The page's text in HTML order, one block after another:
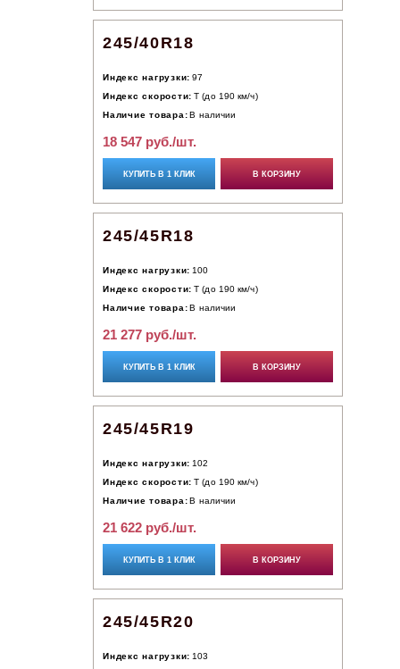
245/40R18
Индекс нагрузки: 97
Индекс скорости: T (до 190 км/ч)
Наличие товара: В наличии
18 547 руб./шт.
КУПИТЬ В 1 КЛИК В КОРЗИНУ
245/45R18
Индекс нагрузки: 100
Индекс скорости: T (до 190 км/ч)
Наличие товара: В наличии
21 277 руб./шт.
КУПИТЬ В 1 КЛИК В КОРЗИНУ
245/45R19
Индекс нагрузки: 102
Индекс скорости: T (до 190 км/ч)
Наличие товара: В наличии
21 622 руб./шт.
КУПИТЬ В 1 КЛИК В КОРЗИНУ
245/45R20
Индекс нагрузки: 103